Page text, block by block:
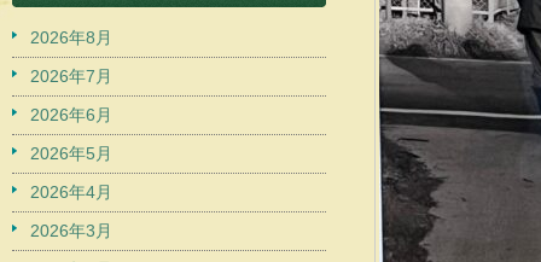
2026年8月
2026年7月
2026年6月
2026年5月
2026年4月
2026年3月